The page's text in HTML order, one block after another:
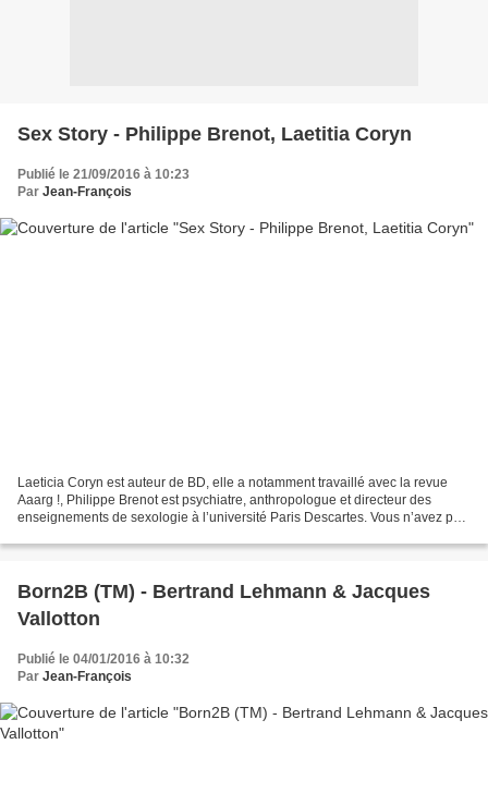
Sex Story - Philippe Brenot, Laetitia Coryn
Publié le 21/09/2016 à 10:23
Par Jean-François
Laeticia Coryn est auteur de BD, elle a notamment travaillé avec la revue
Aaarg !, Philippe Brenot est psychiatre, anthropologue et directeur des
enseignements de sexologie à l’université Paris Descartes. Vous n’avez pas
Born2B (TM) - Bertrand Lehmann & Jacques
Vallotton
Publié le 04/01/2016 à 10:32
Par Jean-François